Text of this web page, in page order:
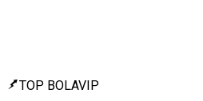
TOP BOLAVIP